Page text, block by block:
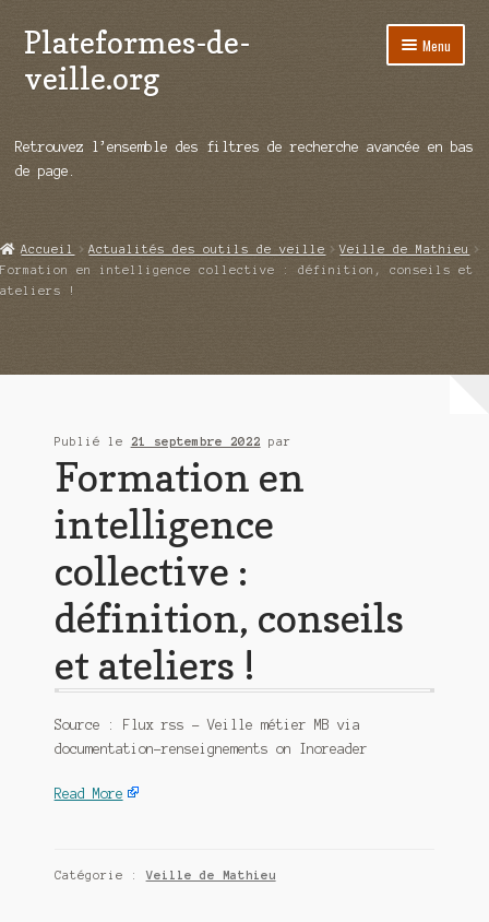
Aller
à
la
Aller
au
contenu
Plateformes-de-
veille.org
Menu
Répertoire d’ouitils
Démos vidéos
Ouvrir
Qui sommes-nous ?
Retrouvez l’ensemble des filtres de recherche avancée en bas
de page.
Accueil Actualités des outils de veille
Veille de Mathieu
Formation en intelligence collective : définition, conseils et
ateliers !
Publié le 21 septembre 2022 par
Formation en
intelligence
collective :
définition, conseils
et ateliers !
Source : Flux rss – Veille métier MB via
documentation-renseignements on Inoreader
Read More
Catégorie :Veille de Mathieu